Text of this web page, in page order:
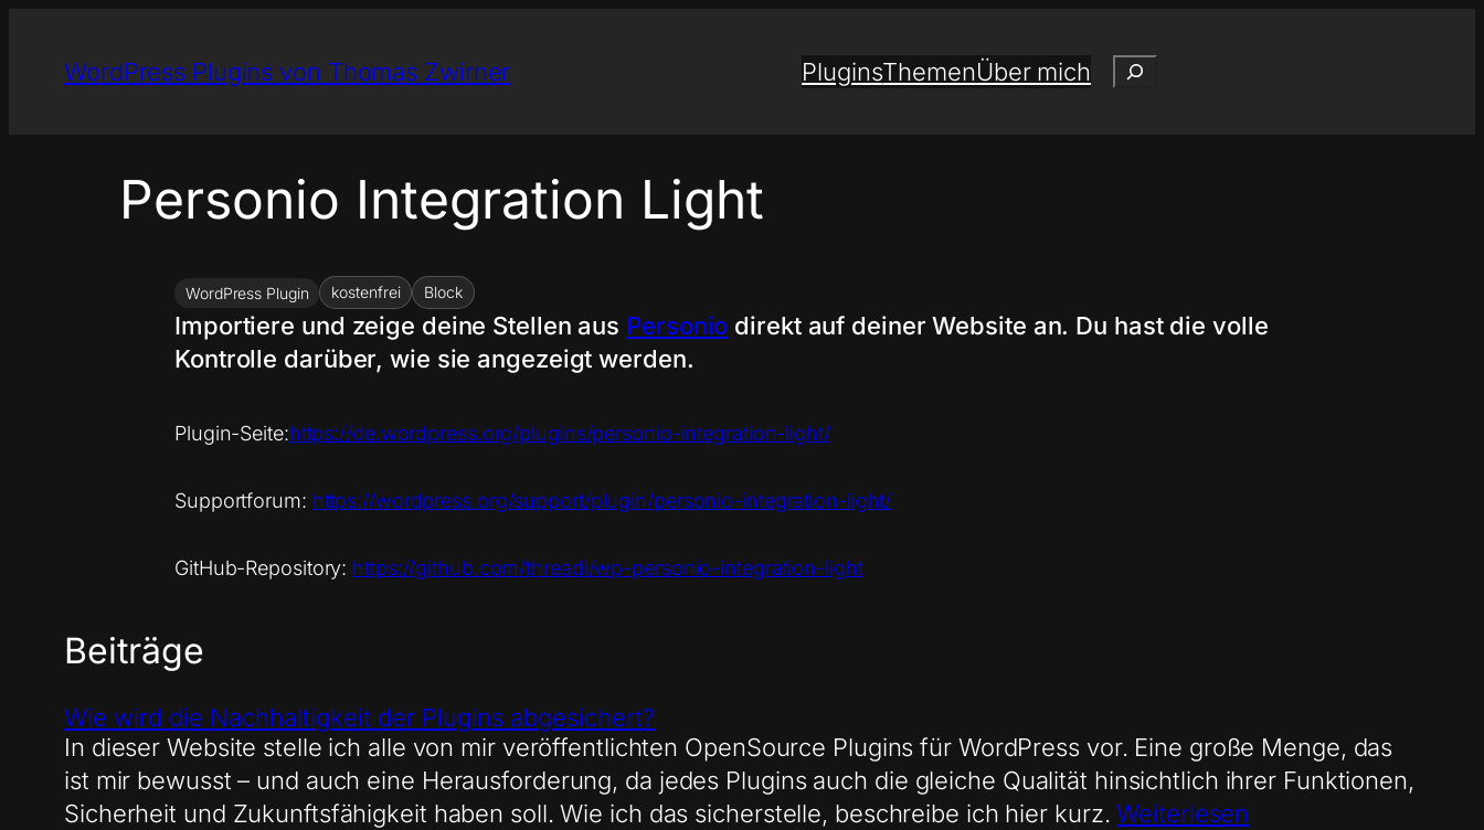
Inhalt
springen
WordPress Plugins von Thomas Zwirner PluginsThemenÜber mich Suchen
Personio Integration Light
WordPress Plugin kostenfrei Block
Importiere und zeige deine Stellen aus Personio direkt auf deiner Website an. Du hast die volle
Kontrolle darüber, wie sie angezeigt werden.
Plugin-Seite:https://de.wordpress.org/plugins/personio-integration-light/
Supportforum: https://wordpress.org/support/plugin/personio-integration-light/
GitHub-Repository: https://github.com/threadi/wp-personio-integration-light
Beiträge
Wie wird die Nachhaltigkeit der Plugins abgesichert?
In dieser Website stelle ich alle von mir veröffentlichten OpenSource Plugins für WordPress vor. Eine große Menge, das
ist mir bewusst – und auch eine Herausforderung, da jedes Plugins auch die gleiche Qualität hinsichtlich ihrer Funktionen,
Sicherheit und Zukunftsfähigkeit haben soll. Wie ich das sicherstelle, beschreibe ich hier kurz.Weiterlesen